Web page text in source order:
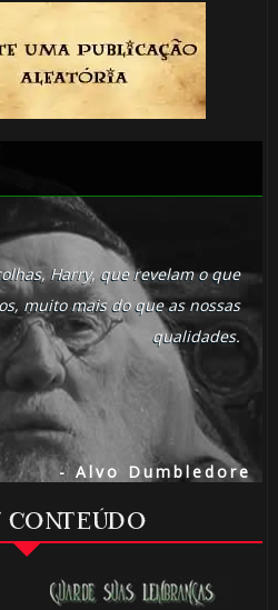
Harry, que revelam o que
muito mais do que as nossas
qualidades.
- Alvo Dumbledore
CONTEÚDO
1️⃣ 8️⃣
🎈
🎂